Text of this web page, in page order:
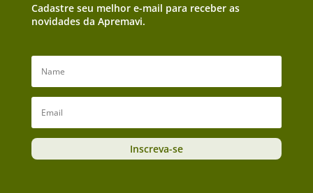
Cadastre seu melhor e-mail para receber as
novidades da Apremavi.
Inscreva-se